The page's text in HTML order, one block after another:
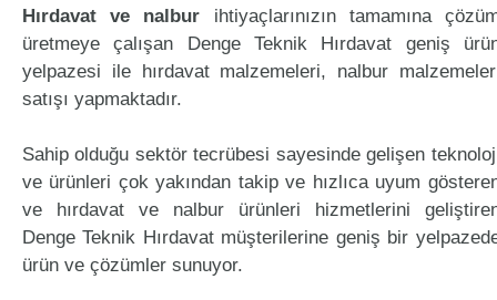
Hırdavat ve nalbur ihtiyaçlarınızın tamamına
üretmeye çalışan Denge Teknik Hırdavat geniş
yelpazesi ile hırdavat malzemeleri, nalbur
satışı yapmaktadır.
Sahip olduğu sektör tecrübesi sayesinde gelişen
ve ürünleri çok yakından takip ve hızlıca uyum
ve hırdavat ve nalbur ürünleri hizmetlerini
Denge Teknik Hırdavat müşterilerine geniş bir
ürün ve çözümler sunuyor.